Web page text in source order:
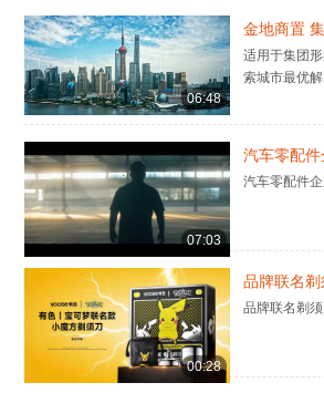
06:48
金地商置
适用于集团
索城市最优
07:03
汽车零配
汽车零配件
00:28
品牌联名
品牌联名剃